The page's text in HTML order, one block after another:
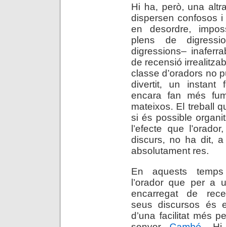
Hi ha, però, una
dispersen confosos
en desordre,
plens de
digressions–
de recensió
classe d’oradors no
divertit, un instant
encara fan més
mateixos. El treball
si és possible
l’efecte que
discurs, no ha dit, a
absolutament res.
En aquests
l’orador que per a
encarregat de
seus discursos és
d’una facilitat més